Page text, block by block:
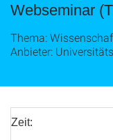
Webseminar
Thema:
Anbieter:
Zeit: